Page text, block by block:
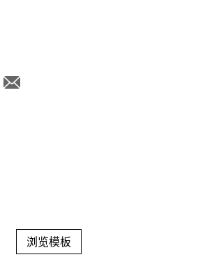
浏览模板